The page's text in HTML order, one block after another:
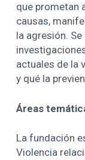
que prometan
causas,
la agresión.
actuales de la
y qué la
Áreas
La fundación
Violencia